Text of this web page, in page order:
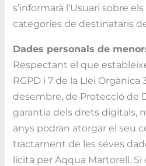
s’informarà l’Usuari sobre
categories de destinataris
Dades personals de
Respectant el que
RGPD i 7 de la Llei Orgànica
desembre, de Protecció de
garantia dels drets digitals,
anys podran atorgar el seu
tractament de les seves
lícita per Aqqua Martorell. Si